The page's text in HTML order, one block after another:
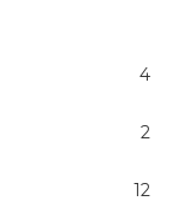
4
2
12